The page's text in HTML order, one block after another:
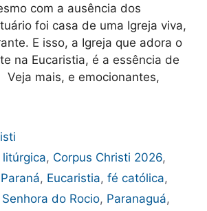
com a ausência dos
foi casa de uma Igreja viva,
E isso, a Igreja que adora o
na Eucaristia, é a essência de
Veja mais, e emocionantes,
, Corpus Christi 2026,
, Eucaristia, fé católica,
do Rocio, Paranaguá,